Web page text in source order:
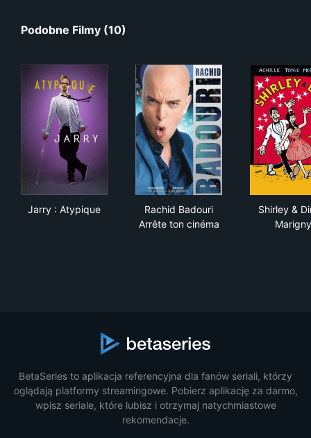
Podobne Filmy (10)
Jarry : Atypique
Rachid Badouri
Arrête ton cinéma
Shirley &
Marigny
BetaSeries to aplikacja referencyjna dla fanów seriali, którzy
oglądają platformy streamingowe. Pobierz aplikację za darmo,
wpisz seriale, które lubisz i otrzymaj natychmiastowe
rekomendacje.